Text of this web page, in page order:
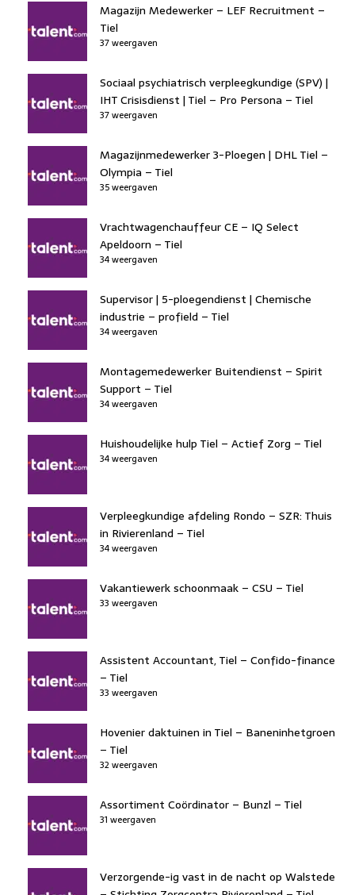
Magazijn Medewerker – LEF Recruitment –
Tiel
37 weergaven
Sociaal psychiatrisch verpleegkundige (SPV) |
IHT Crisisdienst | Tiel – Pro Persona – Tiel
37 weergaven
Magazijnmedewerker 3-Ploegen | DHL Tiel –
Olympia – Tiel
35 weergaven
Vrachtwagenchauffeur CE – IQ Select
Apeldoorn – Tiel
34 weergaven
Supervisor | 5-ploegendienst | Chemische
industrie – profield – Tiel
34 weergaven
Montagemedewerker Buitendienst – Spirit
Support – Tiel
34 weergaven
Huishoudelijke hulp Tiel – Actief Zorg – Tiel
34 weergaven
Verpleegkundige afdeling Rondo – SZR: Thuis
in Rivierenland – Tiel
34 weergaven
Vakantiewerk schoonmaak – CSU – Tiel
33 weergaven
Assistent Accountant, Tiel – Confido-finance
– Tiel
33 weergaven
Hovenier daktuinen in Tiel – Baneninhetgroen
– Tiel
32 weergaven
Assortiment Coördinator – Bunzl – Tiel
31 weergaven
Verzorgende-ig vast in de nacht op Walstede